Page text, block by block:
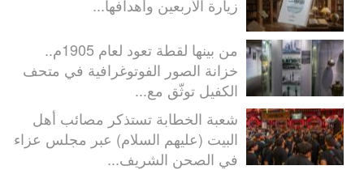
زيارة الأربعين وأهدافها...
من بينها لقطة تعود لعام 1905م..
خزانة الصور الفوتوغرافية في متحف
الكفيل توثّق مع...
شعبة الخطابة تستذكر مصائب أهل
البيت (عليهم السلام) عبر مجلس عزاء
في الصحن الشريف...